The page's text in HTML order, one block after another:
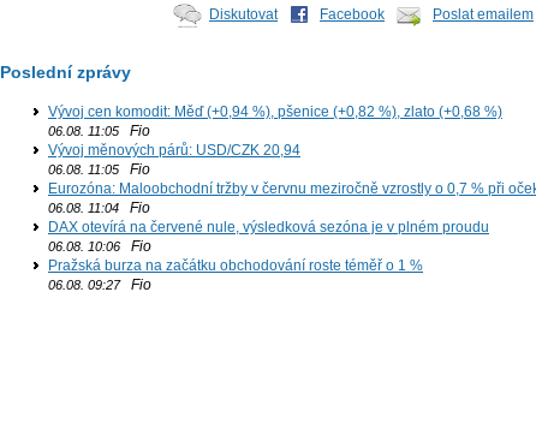
Diskutovat Facebook Poslat emailem
Poslední zprávy
Vývoj cen komodit: Měď (+0,94 %), pšenice (+0,82 %), zlato (+0,68 %)
06.08. 11:05 Fio
Vývoj měnových párů: USD/CZK 20,94
06.08. 11:05 Fio
Eurozóna: Maloobchodní tržby v červnu meziročně vzrostly o 0,7 % při
06.08. 11:04 Fio
DAX otevírá na červené nule, výsledková sezóna je v plném proudu
06.08. 10:06 Fio
Pražská burza na začátku obchodování roste téměř o 1 %
06.08. 09:27Fio